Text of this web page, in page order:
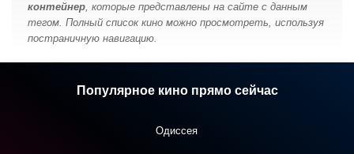
контейнер, которые представлены на сайте с данным
тегом. Полный список кино можно просмотреть, используя
постраничную навигацию.
Популярное кино прямо сейчас
Одиссея